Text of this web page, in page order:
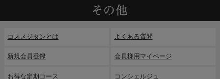
コスメジタンとは
新規会員登録
お得な定期コース
よくある質問
会員様用マイページ
コンシェルジュ